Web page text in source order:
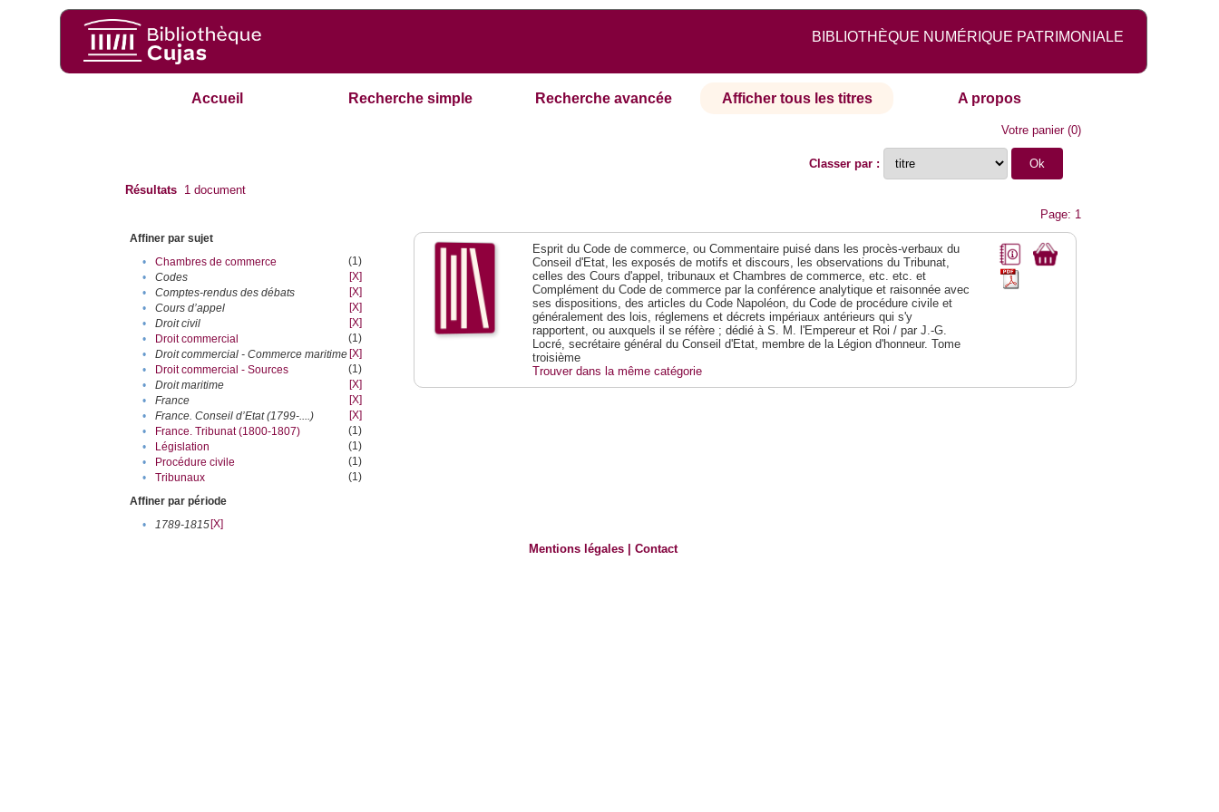
BIBLIOTHÈQUE NUMÉRIQUE PATRIMONIALE
Accueil Recherche simple Recherche avancée Afficher tous les titres A propos
Votre panier(0)
Classer par :
Résultats 1 document
Page: 1
Affiner par sujet
•
Chambres de commerce
(1)
•
Codes
[X]
•
Comptes-rendus des débats
[X]
•
Cours d’appel
[X]
•
Droit civil
[X]
•
Droit commercial
(1)
•
Droit commercial - Commerce maritime [X]
•
Droit commercial - Sources
(1)
•
Droit maritime
[X]
•
France
[X]
•
France. Conseil d’Etat (1799-....)
[X]
•
France. Tribunat (1800-1807)
(1)
•
Législation
(1)
•
Procédure civile
(1)
•
Tribunaux
(1)
Affiner par période
•
1789-1815[X]
Esprit du Code de commerce, ou Commentaire puisé dans les procès-verbaux du
Conseil d'Etat, les exposés de motifs et discours, les observations du Tribunat,
celles des Cours d'appel, tribunaux et Chambres de commerce, etc. etc. et
Complément du Code de commerce par la conférence analytique et raisonnée avec
ses dispositions, des articles du Code Napoléon, du Code de procédure civile et
généralement des lois, réglemens et décrets impériaux antérieurs qui s'y
rapportent, ou auxquels il se réfère ; dédié à S. M. l'Empereur et Roi / par J.-G.
Locré, secrétaire général du Conseil d'Etat, membre de la Légion d'honneur. Tome
troisième
Trouver dans la même catégorie
Mentions légales |Contact